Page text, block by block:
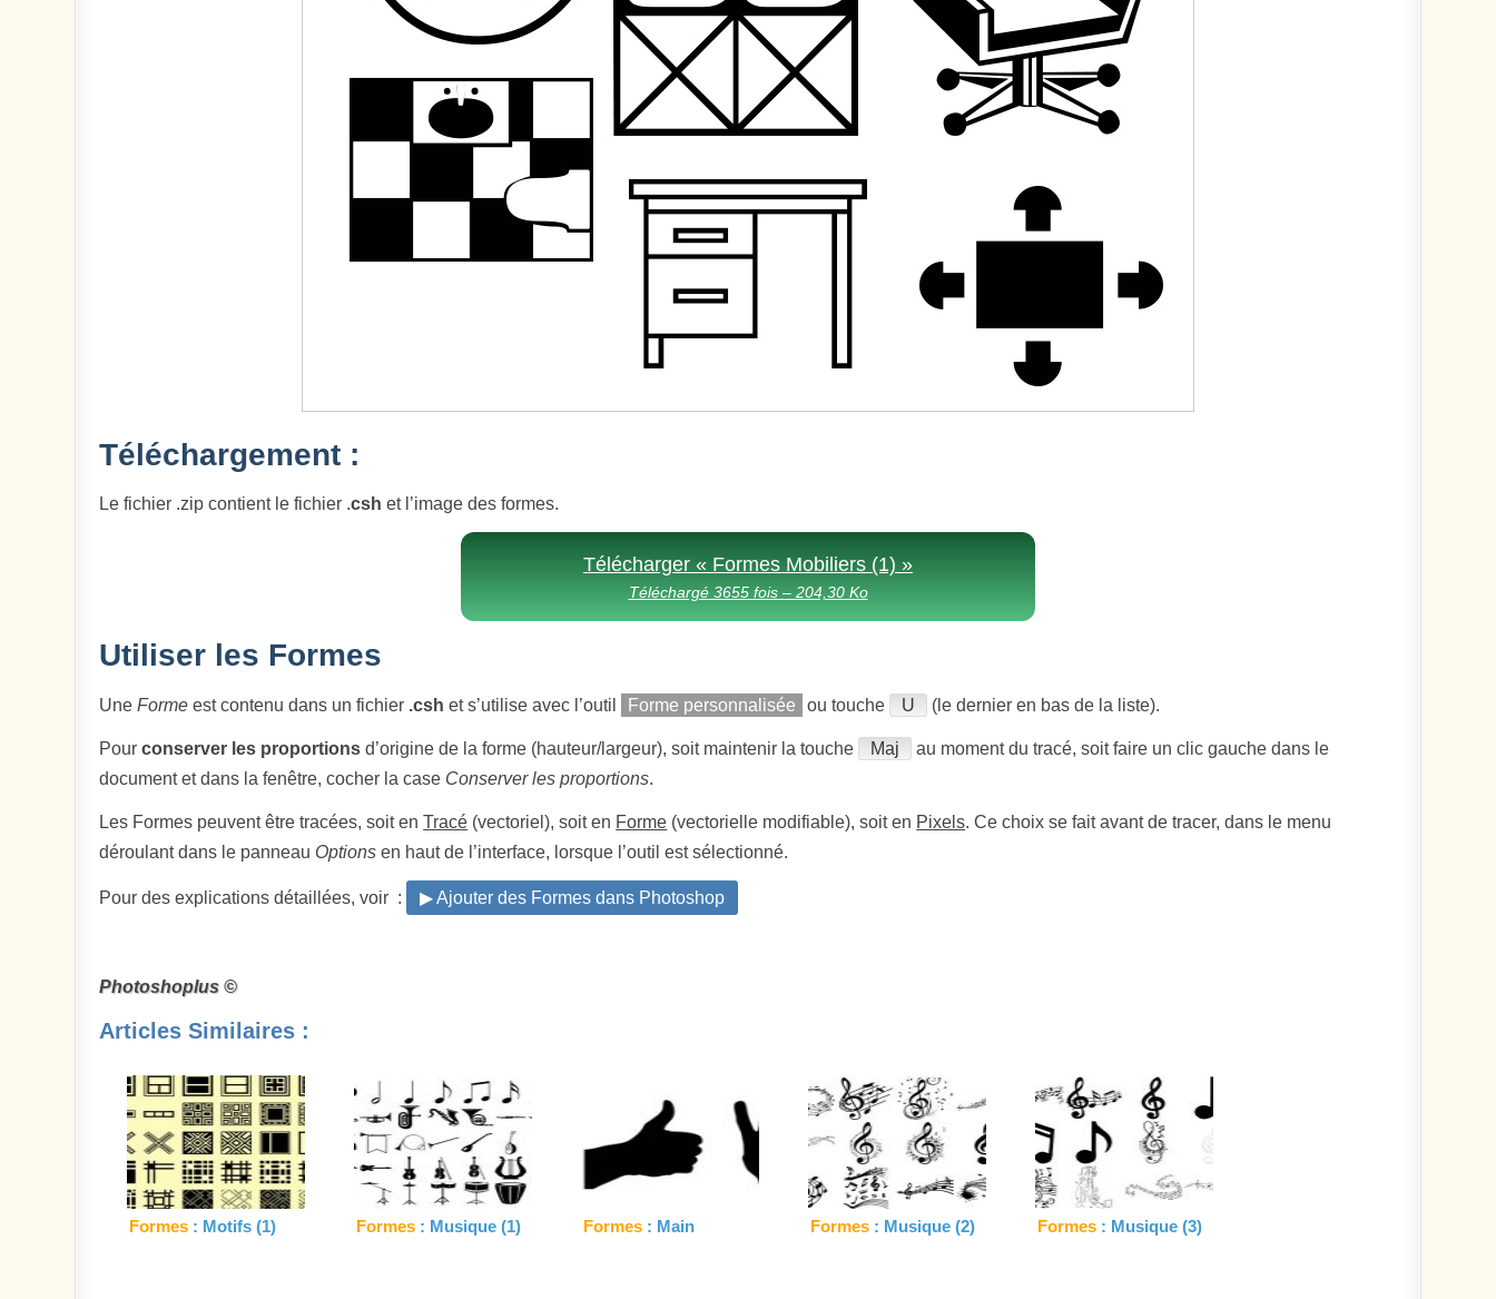
Téléchargement :
Le fichier .zip contient le fichier .csh et l’image des formes.
Télécharger « Formes Mobiliers (1) »
Téléchargé 3655 fois – 204,30 Ko
Utiliser les Formes
UneForme est contenu dans un fichier .csh et s’utilise avec l’outil Forme personnalisée ou touche U (le dernier en bas de la liste).
Pourconserver les proportions d’origine de la forme (hauteur/largeur), soit maintenir la touche Maj
au moment du tracé, soit faire un clic gauche dans le
document et dans la fenêtre, cocher la case Conserver les proportions.
Les Formes peuvent être tracées, soit enTracé (vectoriel), soit en Forme (vectorielle modifiable), soit en Pixels. Ce choix se fait avant de tracer, dans le menu
déroulant dans le panneau Options en haut de l’interface, lorsque l’outil est sélectionné.
Pour des explications détaillées, voir : ▶ Ajouter des Formes dans Photoshop
Photoshoplus ©
Articles Similaires :
Formes : Motifs (1) Formes : Musique (1) Formes : Main Formes : Musique (2) Formes : Musique (3)